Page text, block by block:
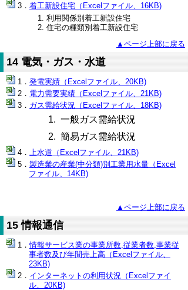
着工新設住宅（Excelファイル、16KB)
利用関係別着工新設住宅
住宅の種類別着工新設住宅
▲ページ上部に戻る
14 電気・ガス・水道
発電実績（Excelファイル、20KB)
電力需要実績（Excelファイル、21KB)
ガス需給状況（Excelファイル、18KB)
1. 一般ガス需給状況
2. 簡易ガス需給状況
上水道（Excelファイル、21KB)
製造業の産業(中分類)別工業用水量（Excel
ファイル、14KB)
▲ページ上部に戻る
15 情報通信
情報サービス業の事業所数,従業者数,事業従
事者数及び年間売上高（Excelファイル、
23KB)
インターネットの利用状況（Excelファイ
ル、20KB)